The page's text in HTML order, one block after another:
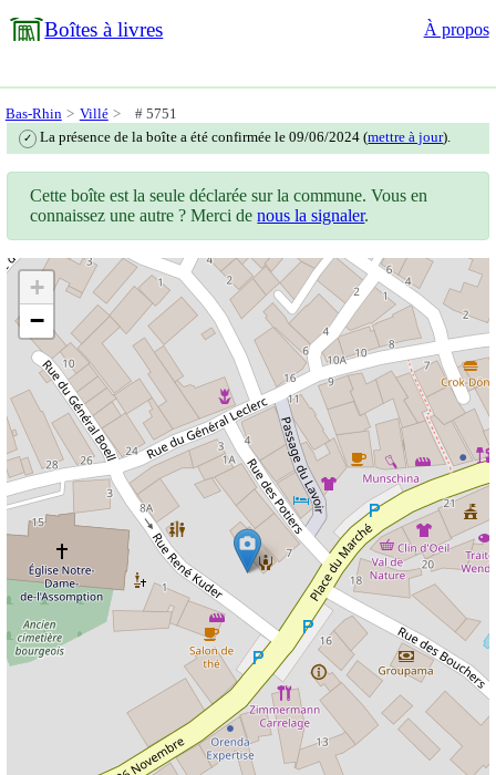
Boîtes à livres À propos
Bas-Rhin Villé # 5751
✓ La présence de la boîte a été confirmée le 09/06/2024 (mettre à jour).
Cette boîte est la seule déclarée sur la commune. Vous en
connaissez une autre ? Merci denous la signaler.
+
−